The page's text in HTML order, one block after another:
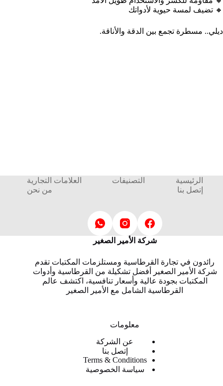
🔸 تضيف لمسة حيوية لأدواتك
ديلي.. مسطرة تجمع بين الدقة والأناقة.
الرئيسية التصنيفات
العلامات التجارية
إتصل بنا
من نحن
شركة الأمير الصغير
رائدون في تجارة القرطاسية ومستلزمات المكتبات تقدم
شركة الأمير الصغير أفضل تشكيلة من القرطاسية وأدوات
المكتبات بجودة عالية وأسعار تنافسية، اكتشف عالم
القرطاسية الشامل مع الأمير الصغير
معلومات
عن الشركة
إتصل بنا
Terms & Conditions
سياسة الخصوصية